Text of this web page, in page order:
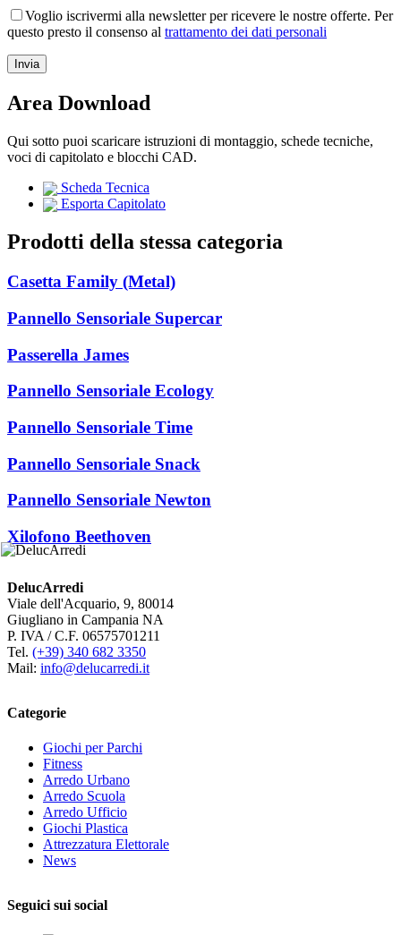
Voglio iscrivermi alla newsletter per ricevere le nostre offerte. Per
questo presto il consenso al trattamento dei dati personali
Area Download
Qui sotto puoi scaricare istruzioni di montaggio, schede tecniche,
voci di capitolato e blocchi CAD.
Scheda Tecnica
Esporta Capitolato
Prodotti della stessa categoria
Casetta Family (Metal)
Pannello Sensoriale Supercar
Passerella James
Pannello Sensoriale Ecology
Pannello Sensoriale Time
Pannello Sensoriale Snack
Pannello Sensoriale Newton
Xilofono Beethoven
DelucArredi
Viale dell'Acquario, 9, 80014
Giugliano in Campania NA
P. IVA / C.F. 06575701211
Tel. (+39) 340 682 3350
Mail: info@delucarredi.it
Categorie
Giochi per Parchi
Fitness
Arredo Urbano
Arredo Scuola
Arredo Ufficio
Giochi Plastica
Attrezzatura Elettorale
News
Seguici sui social